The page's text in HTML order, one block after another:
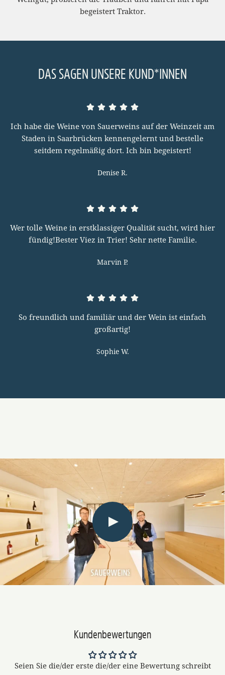
begeistert Traktor.
DAS SAGEN UNSERE KUND*INNEN
Ich habe die Weine von Sauerweins auf der Weinzeit am
Staden in Saarbrücken kennengelernt und bestelle
seitdem regelmäßig dort. Ich bin begeistert!
Denise R.
Wer tolle Weine in erstklassiger Qualität sucht, wird hier
fündig!Bester Viez in Trier! Sehr nette Familie.
Marvin P.
So freundlich und familiär und der Wein ist einfach
großartig!
Sophie W.
Kundenbewertungen
Seien Sie die/der erste die/der eine Bewertung schreibt